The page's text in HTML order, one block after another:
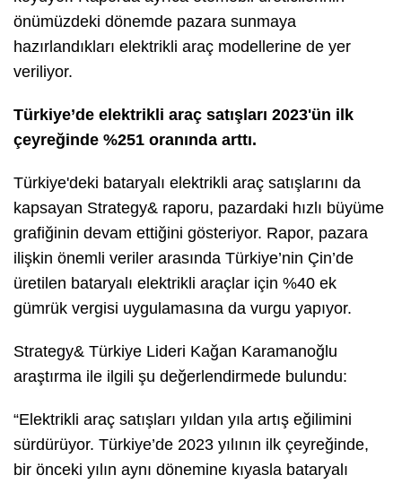
önümüzdeki dönemde pazara sunmaya
hazırlandıkları elektrikli araç modellerine de yer
veriliyor.
Türkiye’de elektrikli araç satışları 2023'ün ilk
çeyreğinde %251 oranında arttı.
Türkiye'deki bataryalı elektrikli araç satışlarını da
kapsayan Strategy& raporu, pazardaki hızlı büyüme
grafiğinin devam ettiğini gösteriyor. Rapor, pazara
ilişkin önemli veriler arasında Türkiye’nin Çin’de
üretilen bataryalı elektrikli araçlar için %40 ek
gümrük vergisi uygulamasına da vurgu yapıyor.
Strategy& Türkiye Lideri Kağan Karamanoğlu
araştırma ile ilgili şu değerlendirmede bulundu:
“Elektrikli araç satışları yıldan yıla artış eğilimini
sürdürüyor. Türkiye’de 2023 yılının ilk çeyreğinde,
bir önceki yılın aynı dönemine kıyasla bataryalı